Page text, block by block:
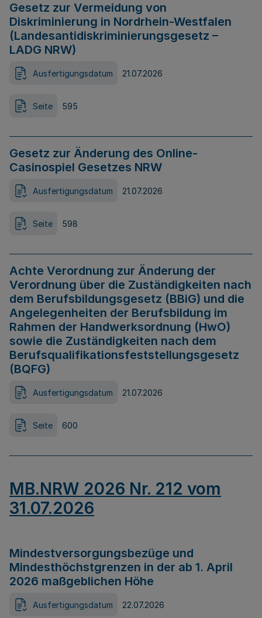
Gesetz zur Vermeidung von
Diskriminierung in Nordrhein-Westfalen
(Landesantidiskriminierungsgesetz –
LADG NRW)
Ausfertigungsdatum 21.07.2026
Seite 595
Gesetz zur Änderung des Online-
Casinospiel Gesetzes NRW
Ausfertigungsdatum 21.07.2026
Seite 598
Achte Verordnung zur Änderung der
Verordnung über die Zuständigkeiten nach
dem Berufsbildungsgesetz (BBiG) und die
Angelegenheiten der Berufsbildung im
Rahmen der Handwerksordnung (HwO)
sowie die Zuständigkeiten nach dem
Berufsqualifikationsfeststellungsgesetz
(BQFG)
Ausfertigungsdatum 21.07.2026
Seite 600
MB.NRW 2026 Nr. 212 vom
31.07.2026
Mindestversorgungsbezüge und
Mindesthöchstgrenzen in der ab 1. April
2026 maßgeblichen Höhe
Ausfertigungsdatum 22.07.2026